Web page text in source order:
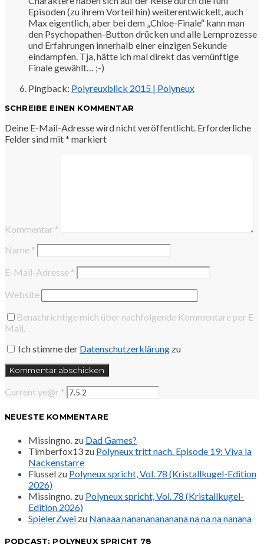
Episoden (zu ihrem Vorteil hin) weiterentwickelt, auch
Max eigentlich, aber bei dem „Chloe-Finale“ kann man
den Psychopathen-Button drücken und alle Lernprozesse
und Erfahrungen innerhalb einer einzigen Sekunde
eindampfen. Tja, hätte ich mal direkt das vernünftige
Finale gewählt… ;-)
Pingback: Polyreuxblick 2015 | Polyneux
SCHREIBE EINEN KOMMENTAR
Deine E-Mail-Adresse wird nicht veröffentlicht. Erforderliche
Felder sind mit* markiert
Kommentar *
Name *
E-Mail-Adresse *
Website
Benachrichtige mich über nachfolgende Kommentare per E-
Mail.
Ich stimme der Datenschutzerklärung zu
Current ye@r *
NEUESTE KOMMENTARE
Missingno. zu Dad Games?
Timberfox13 zu Polyneux tritt nach. Episode 19: Viva la
Nackenstarre
Flussel zu Polyneux spricht, Vol. 78 (Kristallkugel-Edition
2026)
Missingno. zu Polyneux spricht, Vol. 78 (Kristallkugel-
Edition 2026)
SpielerZwei zu Nanaaa nanananananana na na na nanana
PODCAST: POLYNEUX SPRICHT 78